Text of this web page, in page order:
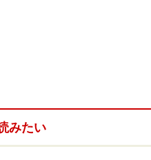
みたい